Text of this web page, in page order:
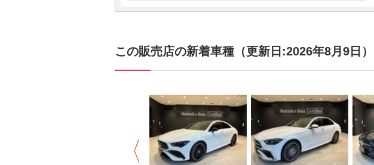
この販売店の新着車種（更新日:2026年8月9日）